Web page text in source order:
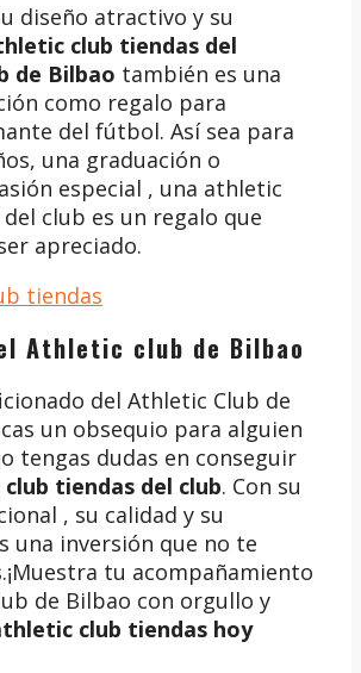
diseño atractivo y su
club tiendas del
de Bilbao también es una
como regalo para
del fútbol. Así sea para
una graduación o
especial , una athletic
club es un regalo que
apreciado.
Athletic club de Bilbao
del Athletic Club de
un obsequio para alguien
tengas dudas en conseguir
tiendas del club. Con su
, su calidad y su
una inversión que no te
tu acompañamiento
de Bilbao con orgullo y
club tiendas hoy